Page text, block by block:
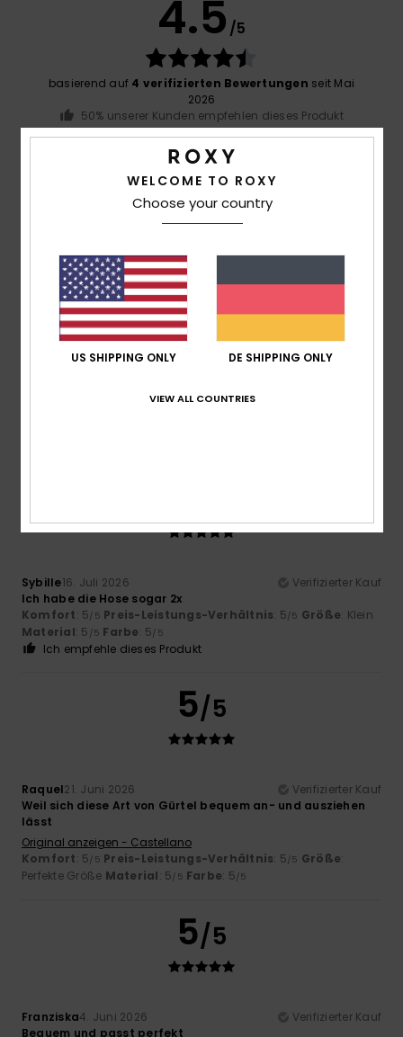
4.5 /5
basierend auf 4 verifizierten Bewertungen seit Mai
2026
50% unserer Kunden empfehlen dieses Produkt
Komfort
4.5
Größe
Zu klein Zu groß
5.0
Sybille16. Juli 2026
Verifizierter Kauf
Ich habe die Hose sogar 2x
Komfort: 5/5 Preis-Leistungs-Verhältnis: 5/5 Größe: Klein
Material: 5 /5 Farbe: 5/5
Ich empfehle dieses Produkt
5/5
Raquel21. Juni 2026
Verifizierter Kauf
Weil sich diese Art von Gürtel bequem an- und ausziehen
lässt
Original anzeigen - Castellano
Komfort: 5/5 Preis-Leistungs-Verhältnis: 5/5 Größe:
Perfekte Größe Material: 5/5 Farbe: 5/5
5/5
Franziska4. Juni 2026
Verifizierter Kauf
Bequem und passt perfekt
WELCOME TO ROXY
Choose your country
US SHIPPING ONLY DE SHIPPING ONLY
VIEW ALL COUNTRIES